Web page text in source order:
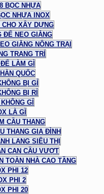
BỌC NHỰA
NHỰA INOX
CHO XÂY DỰNG
ĐỂ NEO GIẰNG
GIẰNG NÔNG TRẠI
TRANG TRÍ
LÀM GÌ
QUỐC
BỊ GỈ
BỊ RỈ
GỈ
LÀ GÌ
CẦU THANG
THANG GIA ĐÌNH
LANG SIÊU THỊ
CAN CẦU VƯỢT
TOÀN NHÀ CAO TẦNG
PHI 12
PHI 2
PHI 20